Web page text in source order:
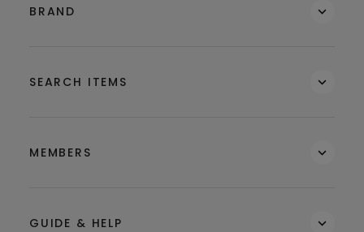
BRAND
SEARCH ITEMS
MEMBERS
GUIDE & HELP